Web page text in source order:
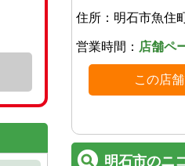
住所： 明石市魚住
営業時間： 店舗ペ
この店
明石市のニ